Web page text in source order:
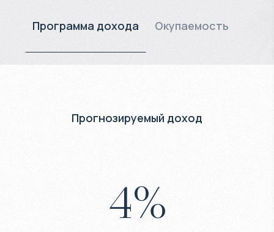
Программа дохода Окупаемость
Прогнозируемый доход
4%